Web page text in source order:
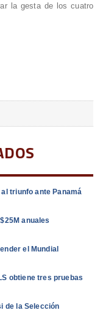
la gesta de los cuatro
triunfo ante Panamá
anuales
el Mundial
obtiene tres pruebas
de la Selección